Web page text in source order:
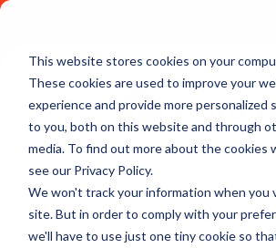
This website stores cookies on your
These cookies are used to improve your
experience and provide more personalized
to you, both on this website and through
media. To find out more about the cookies
see our Privacy Policy.
We won't track your information when you
site. But in order to comply with your
we'll have to use just one tiny cookie so